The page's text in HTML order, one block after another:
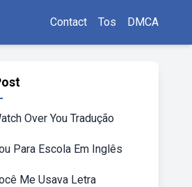
Contact Tos DMCA
Over You Tradução
Para Escola Em Inglês
Me Usava Letra